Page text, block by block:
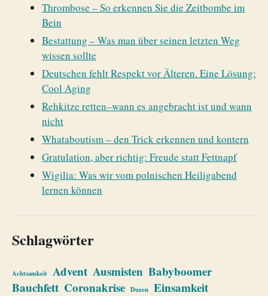
Thrombose – So erkennen Sie die Zeitbombe im
Bein
Bestattung – Was man über seinen letzten Weg
wissen sollte
Deutschen fehlt Respekt vor Älteren. Eine Lösung:
Cool Aging
Rehkitze retten–wann es angebracht ist und wann
nicht
Whataboutism – den Trick erkennen und kontern
Gratulation, aber richtig: Freude statt Fettnapf
Wigilia: Was wir vom polnischen Heiligabend
lernen können
Schlagwörter
Achtsamkeit Advent Ausmisten Babyboomer
Bauchfett Coronakrise Duzen Einsamkeit